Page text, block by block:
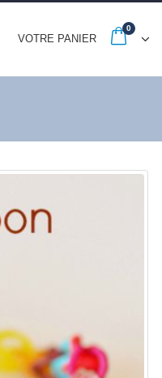
VOTRE PANIER
0
-20% jusqu’au 30
23 septembre 2025